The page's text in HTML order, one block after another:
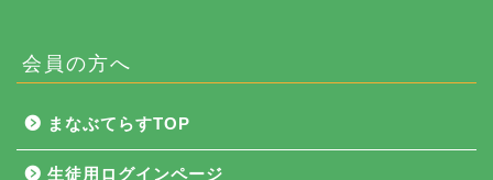
会員の方へ
まなぶてらすTOP
生徒用ログインページ
NEWS
まなぶてらす活用法